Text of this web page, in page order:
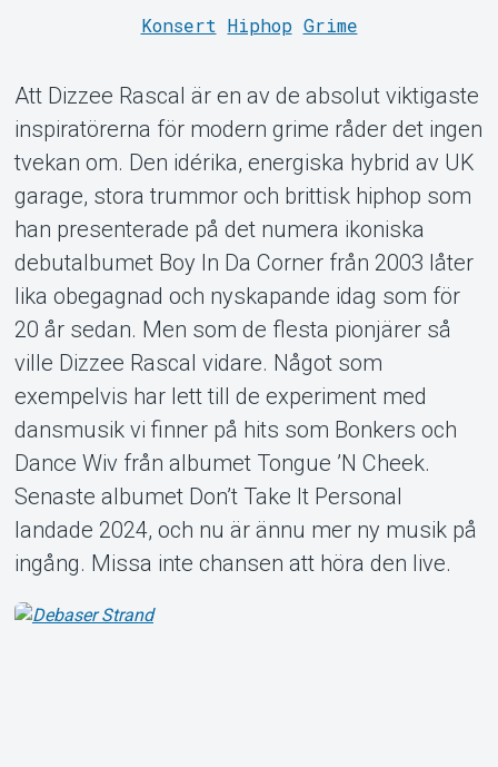
Om Tickster
Konsert Hiphop Grime
Att Dizzee Rascal är en av de absolut viktigaste
inspiratörerna för modern grime råder det ingen
tvekan om. Den idérika, energiska hybrid av UK
garage, stora trummor och brittisk hiphop som
han presenterade på det numera ikoniska
debutalbumet Boy In Da Corner från 2003 låter
lika obegagnad och nyskapande idag som för
20 år sedan. Men som de flesta pionjärer så
ville Dizzee Rascal vidare. Något som
exempelvis har lett till de experiment med
dansmusik vi finner på hits som Bonkers och
Dance Wiv från albumet Tongue ’N Cheek.
Senaste albumet Don’t Take It Personal
landade 2024, och nu är ännu mer ny musik på
ingång. Missa inte chansen att höra den live.